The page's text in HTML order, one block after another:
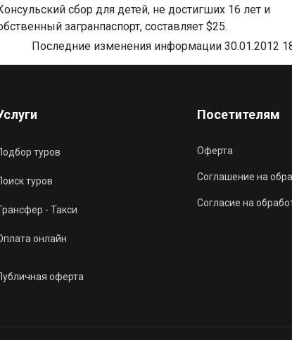
сбор для детей, не достигших 16 лет и
загранпаспорт, составляет $25.
Последние изменения информации 30.01.2012
туров
туров
- Такси
онлайн
оферта
Посетителям
Оферта
Соглашение на
Согласие на